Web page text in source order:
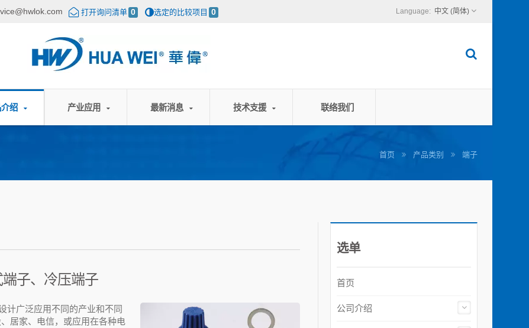
打开询问清单 0 选定的比较项目 0 中文 (简体)
绍 产业应用 最新消息 技术支援 联络我们
首页 产品类别 端子
子、冷压端子
计广泛应用不同的产业和不同
居家、电信，或应用在各种电
选单
首页
公司介绍